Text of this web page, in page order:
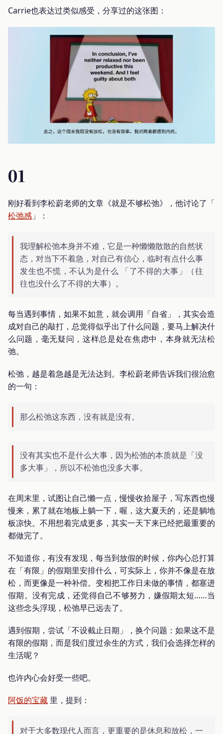
Carrie也表达过类似感受，分享过的这张图：
01
刚好看到李松蔚老师的文章《就是不够松弛》，他讨论了「
松弛感 」：
我理解松弛本身并不难，它是一种懒懒散散的自然状
态，对当下不着急，对自己有信心，临时有点什么事
发生也不慌，不认为是什么 「了不得的大事」（往
往也没什么了不得的大事）。
每当遇到事情，如果不如意，就会调用「自省」，其实会造
成对自己的敲打，总觉得似乎出了什么问题，要马上解决什
么问题，毫无疑问，这样总是处在焦虑中，本身就无法松
弛。
松弛，越是着急越是无法达到。李松蔚老师告诉我们很治愈
的一句：
那么松弛这东西，没有就是没有。
没有其实也不是什么大事，因为松弛的本质就是「没
多大事」，所以不松弛也没多大事。
在周末里，试图让自己懒一点，慢慢收拾屋子，写东西也慢
慢来，累了就在地板上躺一下，喔，这大夏天的，还是躺地
板凉快。不用想着完成更多，其实一天下来已经把最重要的
都做完了。
不知道你，有没有发现，每当到放假的时候，你内心总打算
在「有限」的假期里安排什么，可实际上，你并不像是在放
松，而更像是一种补偿。变相把工作日未做的事情，都塞进
假期。没有完成，还觉得自己不够努力，嫌假期太短……当
这些念头浮现，松弛早已远去了。
遇到假期，尝试「不设截止日期」，换个问题：如果这不是
有限的假期，而是我们度过余生的方式，我们会选择怎样的
生活呢？
也许内心会好受一些吧。
阿饭的宝藏 里，提到：
对于大多数现代人而言，更重要的是休息和放松，一